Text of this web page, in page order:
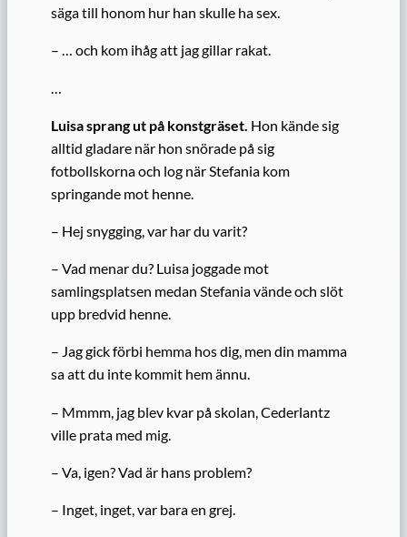
säga till honom hur han skulle ha sex.
– … och kom ihåg att jag gillar rakat.
Luisa sprang ut på konstgräset. Hon kände sig
alltid gladare när hon snörade på sig
fotbollskorna och log när Stefania kom
springande mot henne.
– Hej snygging, var har du varit?
– Vad menar du? Luisa joggade mot
samlingsplatsen medan Stefania vände och slöt
upp bredvid henne.
– Jag gick förbi hemma hos dig, men din mamma
sa att du inte kommit hem ännu.
– Mmmm, jag blev kvar på skolan, Cederlantz
ville prata med mig.
– Va, igen? Vad är hans problem?
– Inget, inget, var bara en grej.